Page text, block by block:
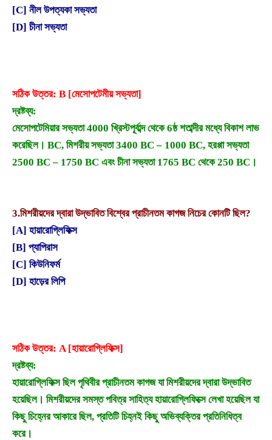
[C] নীল উপত্যকা সভ্যতা
[D] চীনা সভ্যতা
সঠিক উত্তর: B [মেসোপটেমীয় সভ্যতা]
দ্রষ্টব্য:
মেসোপটেমিয়ার সভ্যতা 4000 খ্রিস্টপূর্বাব্দ থেকে 6ষ্ঠ শতাব্দীর মধ্যে বিকাশ লাভ
করেছিল। BC, মিশরীয় সভ্যতা 3400 BC – 1000 BC, হরপ্পা সভ্যতা
2500 BC – 1750 BC এবং চীনা সভ্যতা 1765 BC থেকে 250 BC।
3.মিশরীয়দের দ্বারা উদ্ভাবিত বিশ্বের প্রাচীনতম কাগজ নিচের কোনটি ছিল?
[A] হায়ারোগ্লিফিক্স
[B] প্যাপিরাস
[C] কিউনিফর্ম
[D] হাড়ের লিপি
সঠিক উত্তর: A [হায়ারোগ্লিফিক্স]
দ্রষ্টব্য:
হায়ারোগ্লিফিক্স ছিল পৃথিবীর প্রাচীনতম কাগজ যা মিশরীয়দের দ্বারা উদ্ভাবিত
হয়েছিল। মিশরীয়দের সমস্ত পবিত্র সাহিত্য হায়ারোগ্লিফিক্সে লেখা হয়েছিল যা
কিছু চিহ্নের আকারে ছিল, প্রতিটি চিহ্নই কিছু অভিব্যক্তির প্রতিনিধিত্ব
করে।